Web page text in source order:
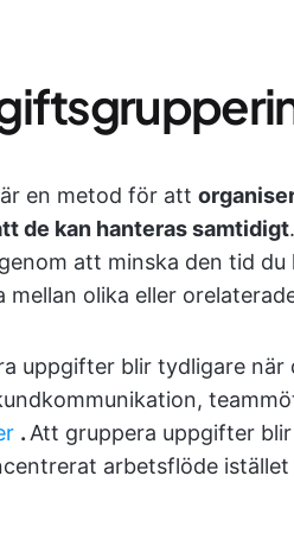
en metod för att
de kan hanteras samtidigt
att minska den tid du
mellan olika eller
uppgifter blir tydligare när
. Att gruppera uppgifter
arbetsflöde